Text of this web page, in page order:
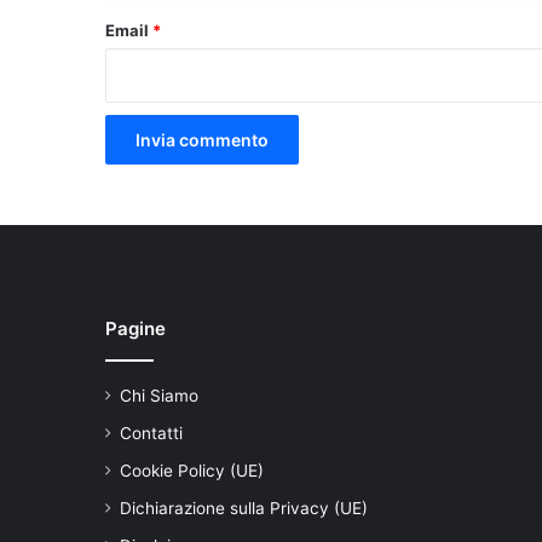
Email *
Pagine
Chi Siamo
Contatti
Cookie Policy (UE)
Dichiarazione sulla Privacy (UE)